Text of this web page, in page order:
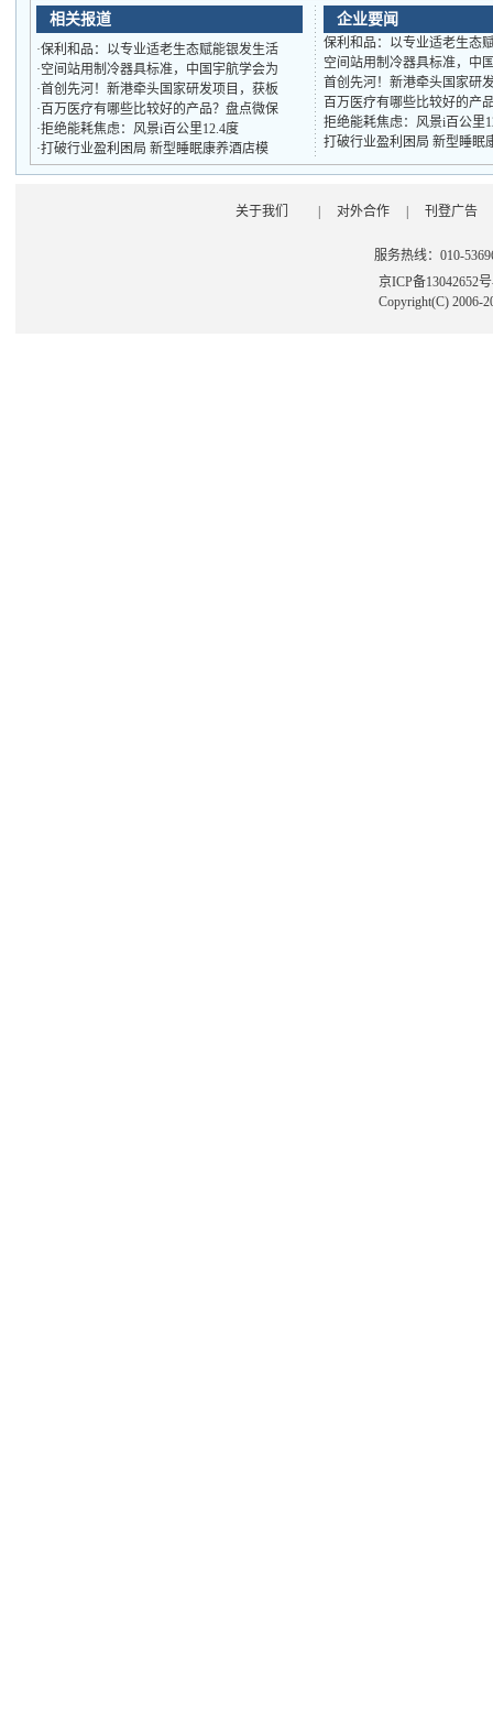
相关报道
·保利和品：以专业适老生态赋能银发生活
·空间站用制冷器具标准，中国宇航学会为
·首创先河！新港牵头国家研发项目，获板
· 百万医疗有哪些比较好的产品？盘点微保
·拒绝能耗焦虑：风景i百公里12.4度
·打破行业盈利困局 新型睡眠康养酒店模
企业要闻
保利和品：以专业适老生态
空间站用制冷器具标准，中
首创先河！新港牵头国家研
百万医疗有哪些比较好的产
拒绝能耗焦虑：风景i百公里
打破行业盈利困局 新型睡眠
关于我们 对外合作 刊登广告
服务热线：010-
京ICP备13042652
Copyright(C) 2006-